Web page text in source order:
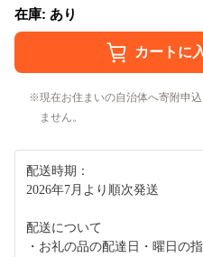
在庫: あり
現在お住まいの自治体へ寄附申
ません。
配送時期：
2026年7月より順次発送
配送について
・お礼の品の配達日・曜日の